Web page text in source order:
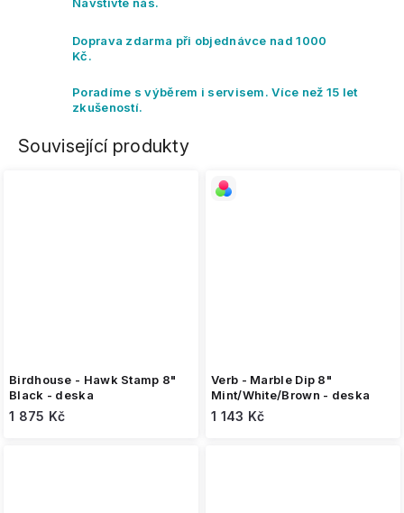
Navštivte nás.
Doprava zdarma při objednávce nad 1000
Kč.
Poradíme s výběrem i servisem. Více než 15 let
zkušeností.
Související produkty
Birdhouse - Hawk Stamp 8"
Black - deska
1 875 Kč
Verb - Marble Dip 8"
Mint/White/Brown - deska
1 143 Kč